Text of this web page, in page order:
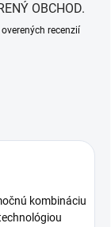
OBCHOD.
recenzií
kombináciu